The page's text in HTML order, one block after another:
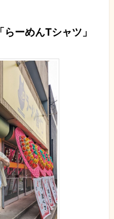
「らーめんTシャツ」